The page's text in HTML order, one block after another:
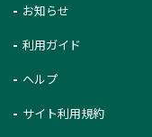
お知らせ
利用ガイド
ヘルプ
サイト利用規約